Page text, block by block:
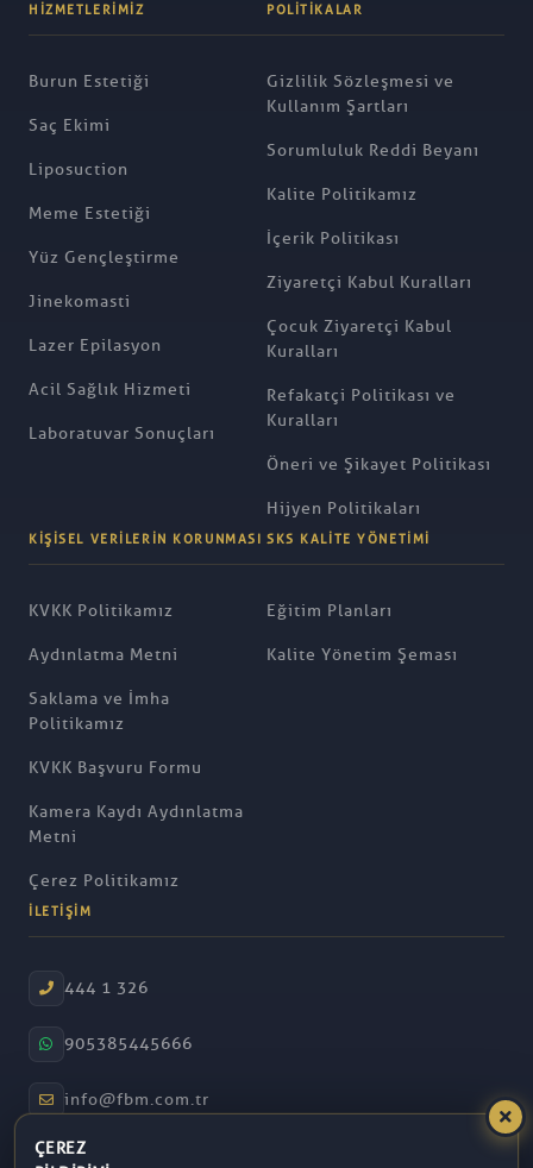
HIZMETLERIMIZ
Burun Estetiği
Saç Ekimi
Liposuction
Meme Estetiği
Yüz Gençleştirme
Jinekomasti
Lazer Epilasyon
Acil Sağlık Hizmeti
Laboratuvar Sonuçları
POLITIKALAR
Gizlilik Sözleşmesi ve
Kullanım Şartları
Sorumluluk Reddi Beyanı
Kalite Politikamız
İçerik Politikası
Ziyaretçi Kabul Kuralları
Çocuk Ziyaretçi Kabul
Kuralları
Refakatçi Politikası ve
Kuralları
Öneri ve Şikayet Politikası
Hijyen Politikaları
KIŞISEL VERILERIN KORUNMASI
KVKK Politikamız
Aydınlatma Metni
Saklama ve İmha
Politikamız
KVKK Başvuru Formu
Kamera Kaydı Aydınlatma
Metni
Çerez Politikamız
SKS KALITE YÖNETIMI
Eğitim Planları
Kalite Yönetim Şeması
İLETIŞIM
444 1 326
905385445666
info@fbm.com.tr
08:30 – 17:30
ÇEREZ